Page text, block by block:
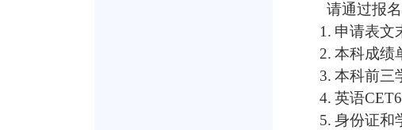
请通过报
1. 申请表文
2. 本科成绩
3. 本科前三
4. 英语CET6
5. 身份证和